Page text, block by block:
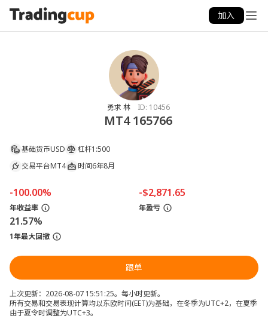
加入
勇求 林 ID: 10456
MT4 165766
基础货币USD 杠杆1:500
交易平台MT4 时间6年8月
-100.00%
年收益率
-$2,871.65
年盈亏
21.57%
1年最大回撤
跟单
上次更新：2026-08-07 15:51:25。每小时更新。
所有交易和交易表现计算均以东欧时间(EET)为基础，在冬季为UTC+2，在夏季
由于夏令时调整为UTC+3。